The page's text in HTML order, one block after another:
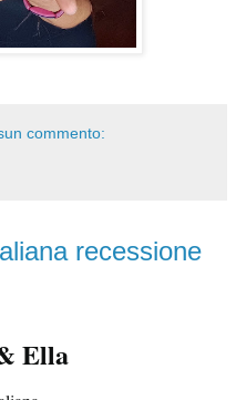
commento:
recessione
Ella